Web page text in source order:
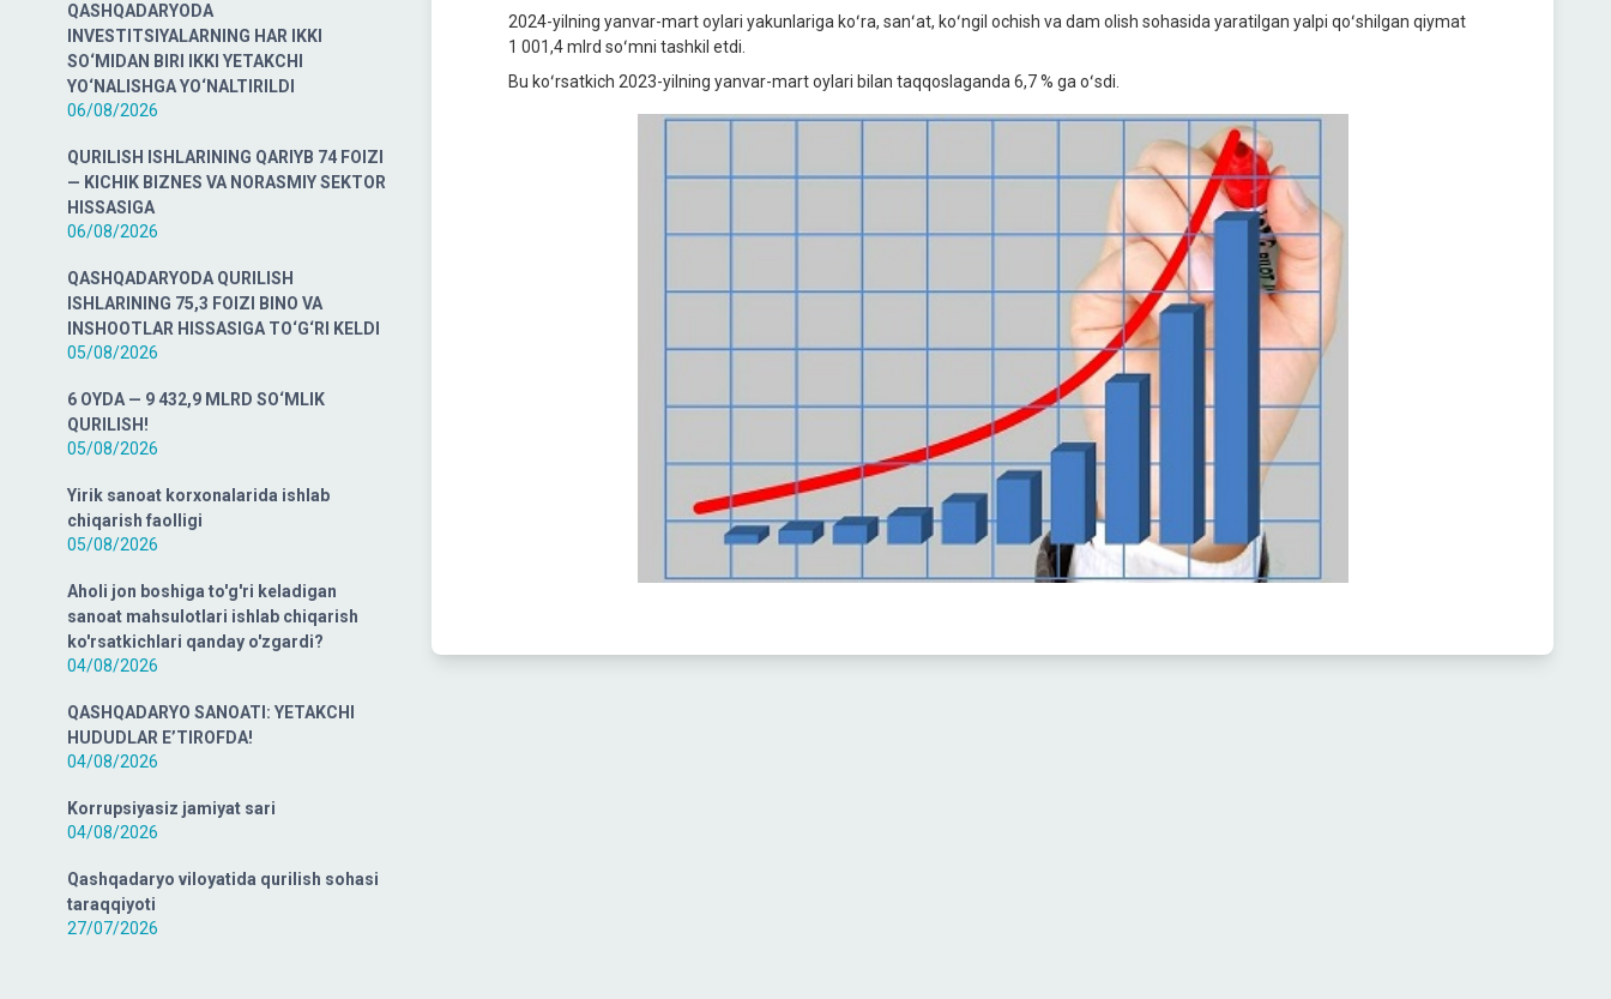
QASHQADARYODA
INVESTITSIYALARNING HAR IKKI
SO‘MIDAN BIRI IKKI YETAKCHI
YO‘NALISHGA YO‘NALTIRILDI
06/08/2026
QURILISH ISHLARINING QARIYB 74 FOIZI
— KICHIK BIZNES VA NORASMIY SEKTOR
HISSASIGA
06/08/2026
QASHQADARYODA QURILISH
ISHLARINING 75,3 FOIZI BINO VA
INSHOOTLAR HISSASIGA TO‘G‘RI KELDI
05/08/2026
6 OYDA — 9 432,9 MLRD SO‘MLIK
QURILISH!
05/08/2026
Yirik sanoat korxonalarida ishlab
chiqarish faolligi
05/08/2026
Aholi jon boshiga to'g'ri keladigan
sanoat mahsulotlari ishlab chiqarish
ko'rsatkichlari qanday o'zgardi?
04/08/2026
QASHQADARYO SANOATI: YETAKCHI
HUDUDLAR E’TIROFDA!
04/08/2026
Korrupsiyasiz jamiyat sari
04/08/2026
Qashqadaryo viloyatida qurilish sohasi
taraqqiyoti
27/07/2026
2024-yilning yanvar-mart oylari yakunlariga koʻra, sanʻat, koʻngil ochish va dam olish sohasida yaratilgan yalpi qoʻshilgan qiymat
1 001,4 mlrd soʻmni tashkil etdi.
Bu koʻrsatkich 2023-yilning yanvar-mart oylari bilan taqqoslaganda 6,7 % ga oʻsdi.